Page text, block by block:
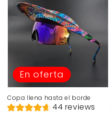
Copa llena hasta el borde
44 reviews
En oferta